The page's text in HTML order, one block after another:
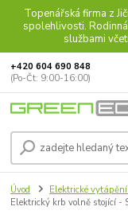
Topenářská firma z
spolehlivosti.
službami
+420 604 690 848
(Po-Čt: 9:00-16:00)
Úvod Elektrické
Elektrický krb volně stojící -